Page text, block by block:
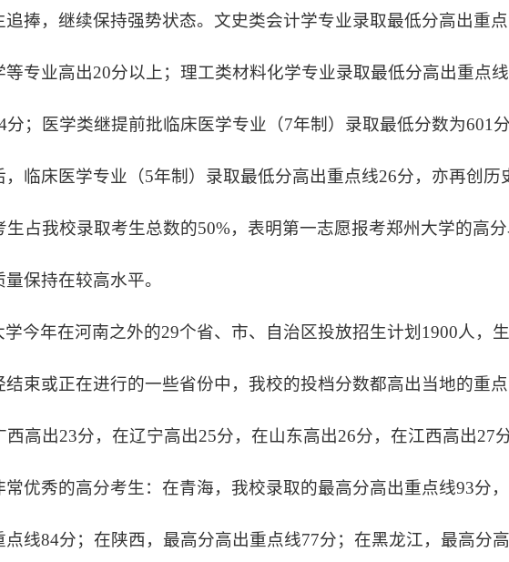
追捧，继续保持强势状态。文史类会计学专业录取最低分高出重
等专业高出20分以上；理工类材料化学专业录取最低分高出重点
分；医学类继提前批临床医学专业（7年制）录取最低分数为601
临床医学专业（5年制）录取最低分高出重点线26分，亦再创历
生占我校录取考生总数的50%，表明第一志愿报考郑州大学的高
保持在较高水平。
学今年在河南之外的29个省、市、自治区投放招生计划1900人，
结束或正在进行的一些省份中，我校的投档分数都高出当地的重
西高出23分，在辽宁高出25分，在山东高出26分，在江西高出27
常优秀的高分考生：在青海，我校录取的最高分高出重点线93分
点线84分；在陕西，最高分高出重点线77分；在黑龙江，最高分高